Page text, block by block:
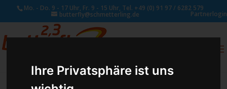
Ihre Privatsphäre ist uns
Mo. - Do. 9 - 17 Uhr, Fr. 9 - 15 Uhr, Tel. +49 (0) 91 97 / 6282 579
butterfly@schmetterling.de Partnerlogin